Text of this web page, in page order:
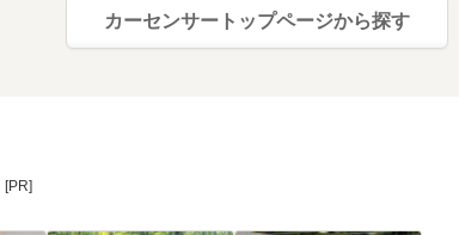
カーセンサートップページから探す
[PR]